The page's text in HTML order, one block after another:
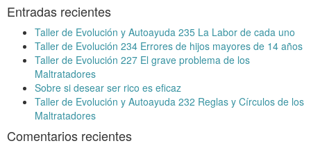
Entradas recientes
Taller de Evolución y Autoayuda 235 La Labor de cada uno
Taller de Evolución 234 Errores de hijos mayores de 14 años
Taller de Evolución 227 El grave problema de los
Maltratadores
Sobre si desear ser rico es eficaz
Taller de Evolución y Autoayuda 232 Reglas y Círculos de los
Maltratadores
Comentarios recientes